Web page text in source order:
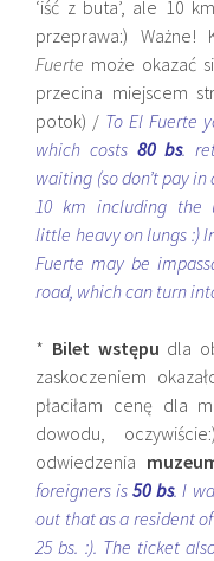
‘iść z buta’, ale 10
przeprawa:)
Fuerte może okazać
przecina miejscem
potok) / To El Fuerte
which costs 80 bs.
waiting (so don’t pay
10 km including
little heavy on lungs :)
Fuerte may be
road, which can turn
* Bilet wstępu dla
zaskoczeniem
płaciłam cenę dla
dowodu,
odwiedzenia
foreigners is50 bs. I
out that as a resident
25 bs. :). The ticket